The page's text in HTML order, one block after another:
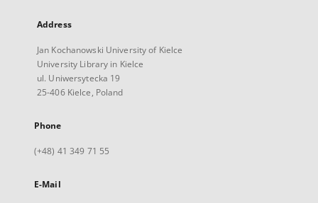
Address
Jan Kochanowski University of Kielce
University Library in Kielce
ul. Uniwersytecka 19
25-406 Kielce, Poland
Phone
(+48) 41 349 71 55
E-Mail